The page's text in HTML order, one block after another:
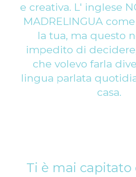
e creativa. L' inglese
MADRELINGUA
la tua, ma questo
impedito di
che volevo farla
lingua parlata
casa.
Ti è mai capitato